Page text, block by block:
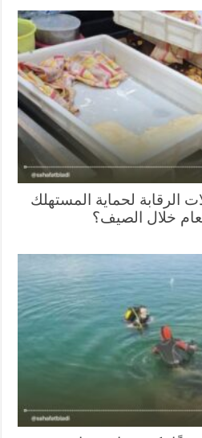
لحماية المستهلك
الصيف؟